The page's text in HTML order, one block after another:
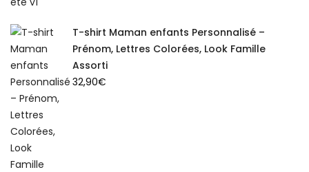
T-shirt Maman enfants Personnalisé –
Prénom, Lettres Colorées, Look Famille
Assorti
32,90€